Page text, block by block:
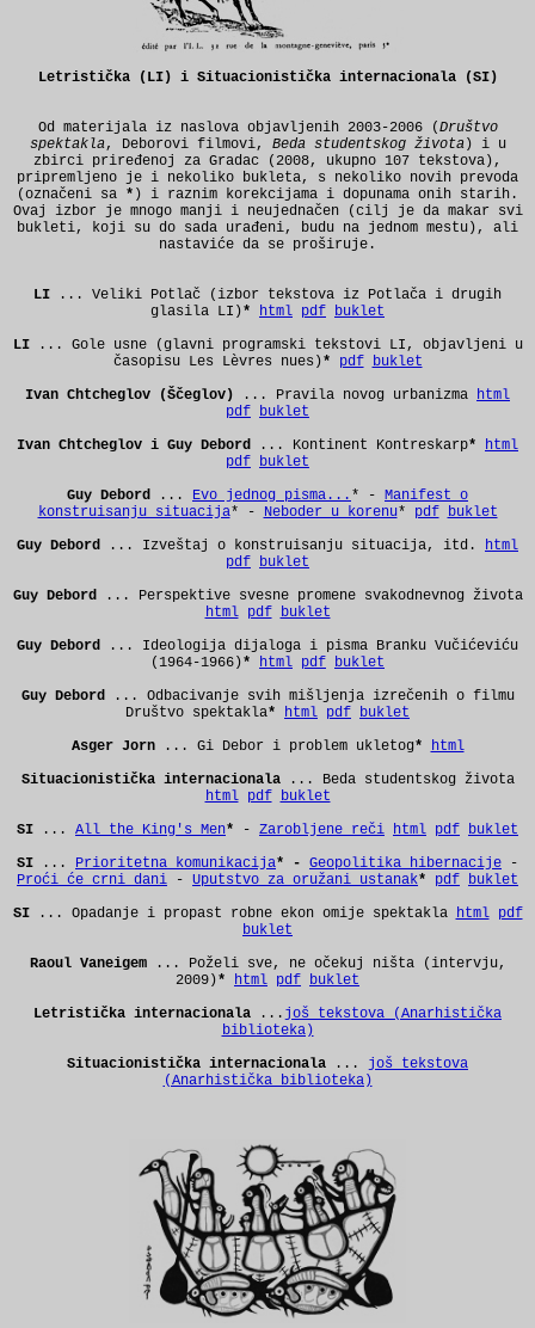
Letristička (LI) i Situacionistička internacionala (SI)
Od materijala iz naslova objavljenih 2003-2006 (Društvo
spektakla, Deborovi filmovi, Beda studentskog života) i u
zbirci priređenoj za Gradac (2008, ukupno 107 tekstova),
pripremljeno je i nekoliko bukleta, s nekoliko novih prevoda
(označeni sa * ) i raznim korekcijama i dopunama onih starih.
Ovaj izbor je mnogo manji i neujednačen (cilj je da makar svi
bukleti, koji su do sada urađeni, budu na jednom mestu), ali
nastaviće da se proširuje.
LI
... Veliki Potlač (izbor tekstova iz Potlača i drugih
glasila LI)* html pdf buklet
LI... Gole usne (glavni programski tekstovi LI, objavljeni u
časopisu Les Lèvres nues)* pdf
buklet
Ivan Chtcheglov (Ščeglov) ... Pravila novog urbanizma html
pdf buklet
Ivan Chtcheglov i Guy Debord
... Kontinent Kontreskarp*
html
pdf buklet
Guy Debord
... Evo jednog pisma... * - Manifest o
konstruisanju situacija* - Neboder u korenu* pdf
buklet
Guy Debord ... Izveštaj o konstruisanju situacija, itd. html
pdf buklet
Guy Debord... Perspektive svesne promene svakodnevnog života
html
pdf
buklet
Guy Debord
... Ideologija dijaloga i pisma Branku Vučićeviću
(1964-1966)* html pdf buklet
Guy Debord... Odbacivanje svih mišljenja izrečenih o filmu
Društvo spektakla* html pdf buklet
Asger Jorn... Gi Debor i problem ukletog*
html
Situacionistička internacionala... Beda studentskog života
html
pdf
buklet
SI ... All the King's Men* - Zarobljene reči html pdf buklet
SI ... Prioritetna komunikacija* - Geopolitika hibernacije -
Proći će crni dani - Uputstvo za oružani ustanak* pdf buklet
SI... Opadanje i propast robne ekon omije spektakla html
pdf
buklet
Raoul Vaneigem... Poželi sve, ne očekuj ništa (intervju,
2009)* html pdf buklet
Letristička internacionala ... još tekstova (Anarhistička
biblioteka)
Situacionistička internacionala ... još tekstova
(Anarhistička biblioteka)